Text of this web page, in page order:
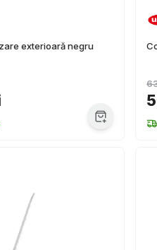
exterioară negru